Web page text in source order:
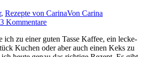
, Rezepte von CarinaVon Carina
3 Kommentare
ich zu einer guten Tas­se Kaf­fee, ein lecke­
Kuchen oder aber auch einen Keks zu